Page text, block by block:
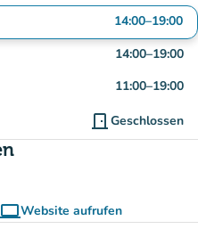
14:00–19:00
14:00–19:00
11:00–19:00
door_front Geschlossen
computerWebsite aufrufen
(new tab)